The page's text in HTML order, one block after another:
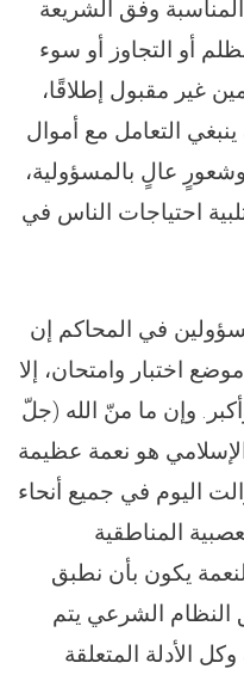
وفق الشريعة
أو التجاوز أو سوء
غير مقبول إطلاقًا،
التعامل مع أموال
عالٍ بالمسؤولية،
احتياجات الناس في
في المحاكم إن
اختبار وامتحان، إلا
وإن ما منّ الله (جلّ
هو نعمة عظيمة
اليوم في جميع أنحاء
المناطقية
يكون بأن نطبق
النظام الشرعي يتم
الأدلة المتعلقة